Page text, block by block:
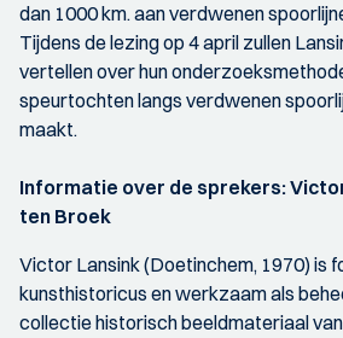
dan 1000 km. aan verdwenen
Tijdens de lezing op 4 april zullen
vertellen over hun
speurtochten langs verdwenen
maakt.
Informatie over de sprekers:
ten Broek
Victor Lansink (Doetinchem, 1970) is
kunsthistoricus en werkzaam als
collectie historisch beeldmateriaal